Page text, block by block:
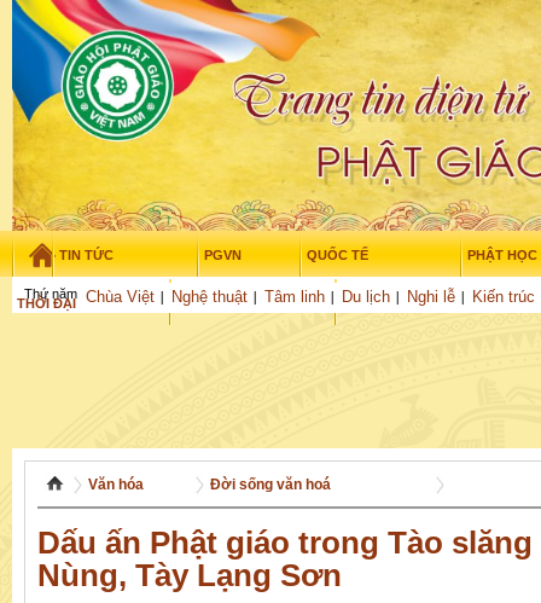
TIN TỨC PGVN QUỐC TẾ PHẬT HỌC
THỜI ĐẠI TUỔI TRẺ NGHIÊN CỨU
Chùa Việt Nghệ thuật Tâm linh Du lịch Nghi lễ Kiến trúc
Thứ năm - 6/08/2026 – 07:25:40
Văn hóa Đời sống văn hoá
Dấu ấn Phật giáo trong Tào
Nùng, Tày Lạng Sơn